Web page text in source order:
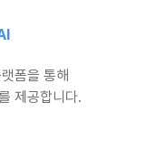
폼을 통해
제공합니다.